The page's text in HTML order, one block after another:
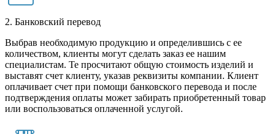
2. Банковский перевод
Выбрав необходимую продукцию и определившись с ее
количеством, клиенты могут сделать заказ ее нашим
специалистам. Те просчитают общую стоимость изделий и
выставят счет клиенту, указав реквизиты компании. Клиент
оплачивает счет при помощи банковского перевода и после
подтверждения оплаты может забирать приобретенный товар
или воспользоваться оплаченной услугой.